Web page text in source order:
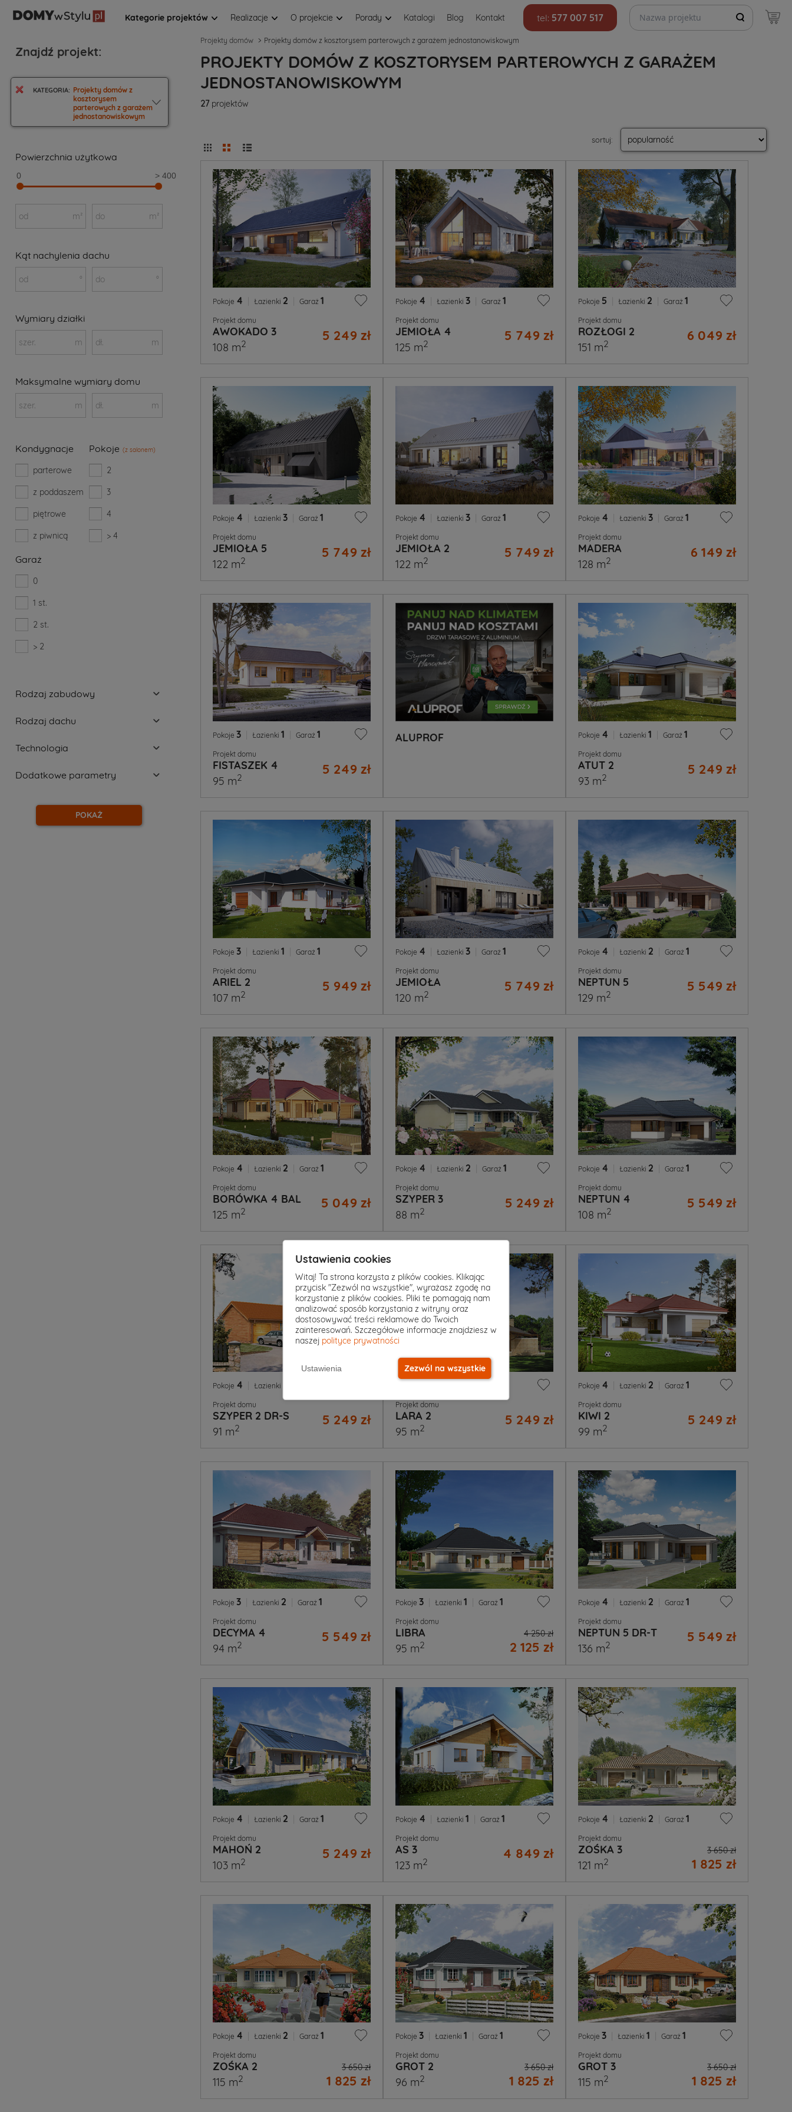
Kategorie projektów Realizacje O projekcie Porady Katalogi Blog Kontakt tel: 577 007 517
Szukaj projektów
Projekty domów Projekty domów z kosztorysem parterowych z garażem jednostanowiskowym
PROJEKTY DOMÓW Z KOSZTORYSEM PARTEROWYCH Z GARAŻEM
JEDNOSTANOWISKOWYM
27projektów
sortuj:
Pokoje 4 Łazienki 2 Garaż 1
Projekt domu
AWOKADO 3 5 249 zł
108 m2
Pokoje 4 Łazienki 3 Garaż 1
Projekt domu
JEMIOŁA 4 5 749 zł
125 m2
Pokoje 5 Łazienki 2 Garaż 1
Projekt domu
ROZŁOGI 2 6 049 zł
151 m2
Pokoje 4 Łazienki 3 Garaż 1
Projekt domu
JEMIOŁA 5 5 749 zł
122 m2
Pokoje 4 Łazienki 3 Garaż 1
Projekt domu
JEMIOŁA 2 5 749 zł
122 m2
Pokoje 4 Łazienki 3 Garaż 1
Projekt domu
MADERA 6 149 zł
128 m2
Pokoje 3 Łazienki 1 Garaż 1
Projekt domu
FISTASZEK 4 5 249 zł
95 m2
ALUPROF Pokoje 4 Łazienki 1 Garaż 1
Projekt domu
ATUT 2 5 249 zł
93 m2
Pokoje 3 Łazienki 1 Garaż 1
Projekt domu
ARIEL 2 5 949 zł
107 m2
Pokoje 4 Łazienki 3 Garaż 1
Projekt domu
JEMIOŁA 5 749 zł
120 m2
Pokoje 4 Łazienki 2 Garaż 1
Projekt domu
NEPTUN 5 5 549 zł
129 m2
Pokoje 4 Łazienki 2 Garaż 1
Projekt domu
BORÓWKA 4 BAL 5 049 zł
125 m2
Pokoje 4 Łazienki 2 Garaż 1
Projekt domu
SZYPER 3 5 249 zł
88 m2
Pokoje 4 Łazienki 2 Garaż 1
Projekt domu
NEPTUN 4 5 549 zł
108 m2
Pokoje 4 Łazienki
Projekt domu
SZYPER 2 DR-S 5 249 zł
91 m2
Projekt domu
LARA 2 5 249 zł
95 m2
Pokoje 4 Łazienki 2 Garaż 1
Projekt domu
KIWI 2 5 249 zł
99 m2
Pokoje 3 Łazienki 2 Garaż 1
Projekt domu
DECYMA 4 5 549 zł
94 m2
Pokoje 3 Łazienki 1 Garaż 1
Projekt domu
LIBRA 4 250 zł
2 125 zł
95 m2
Pokoje 4 Łazienki 2 Garaż 1
Projekt domu
NEPTUN 5 DR-T 5 549 zł
136 m2
Pokoje 4 Łazienki 2 Garaż 1
Projekt domu
MAHOŃ 2 5 249 zł
103 m2
Pokoje 4 Łazienki 1 Garaż 1
Projekt domu
AS 3 4 849 zł
123 m2
Pokoje 4 Łazienki 2 Garaż 1
Projekt domu
ZOŚKA 3 3 650 zł
1 825 zł
121 m2
Pokoje 4 Łazienki 2 Garaż 1
Projekt domu
ZOŚKA 2 3 650 zł
1 825 zł
115 m2
Pokoje 3 Łazienki 1 Garaż 1
Projekt domu
GROT 2 3 650 zł
1 825 zł
96 m2
Pokoje 3 Łazienki 1 Garaż 1
Projekt domu
GROT 3 3 650 zł
1 825 zł
115 m2
Znajdź projekt:
KATEGORIA: Projekty domów z
kosztorysem
parterowych z garażem
jednostanowiskowym
Powierzchnia użytkowa
0 > 400
od m² do m²
Kąt nachylenia dachu
od ° do °
Wymiary działki
szer. m dł. m
Maksymalne wymiary domu
szer. m dł. m
Kondygnacje
parterowe
z poddaszem
piętrowe
z piwnicą
Pokoje (z salonem)
2
3
4
> 4
Garaż
0
1 st.
2 st.
> 2
Rodzaj zabudowy
Rodzaj dachu
Technologia
Dodatkowe parametry
POKAŻ
Ustawienia cookies
Witaj! Ta strona korzysta z plików cookies. Klikając
przycisk "Zezwól na wszystkie", wyrażasz zgodę na
korzystanie z plików cookies. Pliki te pomagają nam
analizować sposób korzystania z witryny oraz
dostosowywać treści reklamowe do Twoich
zainteresowań. Szczegółowe informacje znajdziesz w
naszej polityce prywatności
Ustawienia Zezwól na wszystkie